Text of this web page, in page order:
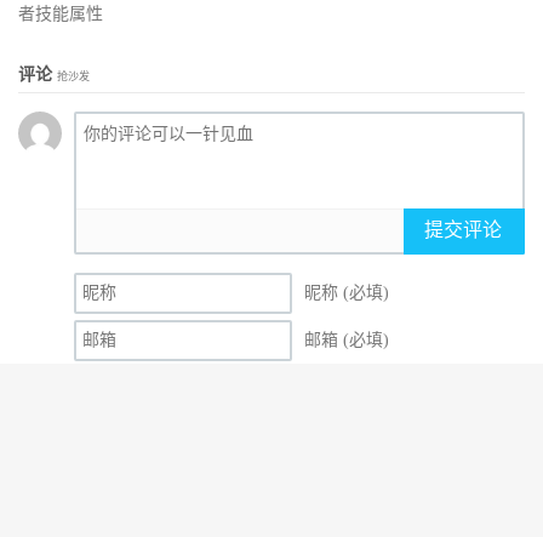
者技能属性
评论 抢沙发
提交评论
昵称 (必填)
邮箱 (必填)